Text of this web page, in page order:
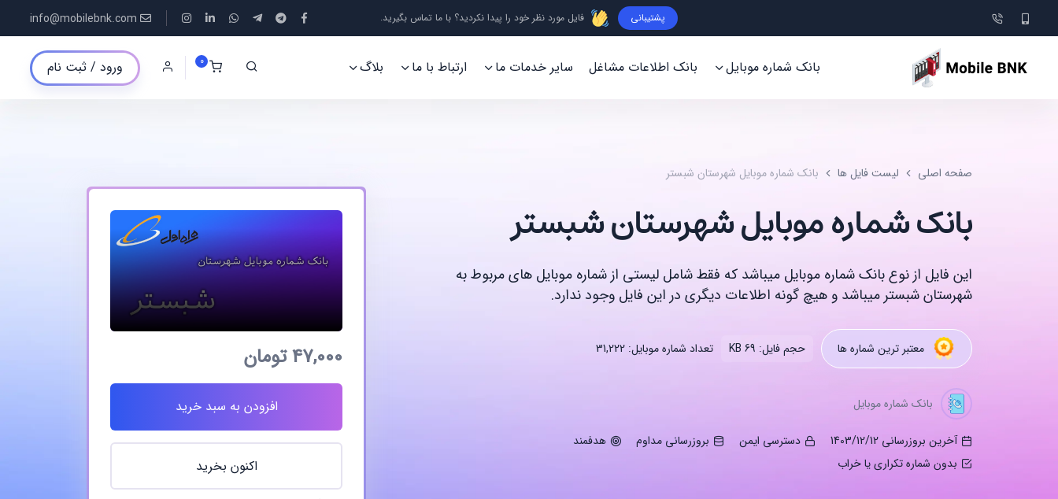
پشتیبانی فایل مورد نظر خود را پیدا نکردید؟ با ما تماس بگیرید. info@mobilebnk.com
بانک شماره موبایل بانک اطلاعات مشاغل سایر خدمات ما ارتباط با ما بلاگ 0 ورود / ثبت نام
صفحه اصلی لیست فایل ها بانک شماره موبایل شهرستان شبستر
بانک شماره موبایل شهرستان شبستر
این فایل از نوع بانک شماره موبایل میباشد که فقط شامل لیستی از شماره موبایل های مربوط به
شهرستان شبستر میباشد و هیچ گونه اطلاعات دیگری در این فایل وجود ندارد.
معتبر ترین شماره ها حجم فایل: 69 KB تعداد شماره موبایل: 31,222
بانک شماره موبایل
آخرین بروزرسانی 1403/12/12 دسترسی ایمن بروزرسانی مداوم
هدفمند
بدون شماره تکراری یا خراب
47,000تومان
افزودن به سبد خرید
اکنون بخرید